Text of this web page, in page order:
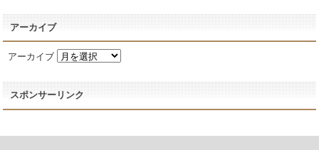
アーカイブ
アーカイブ
スポンサーリンク